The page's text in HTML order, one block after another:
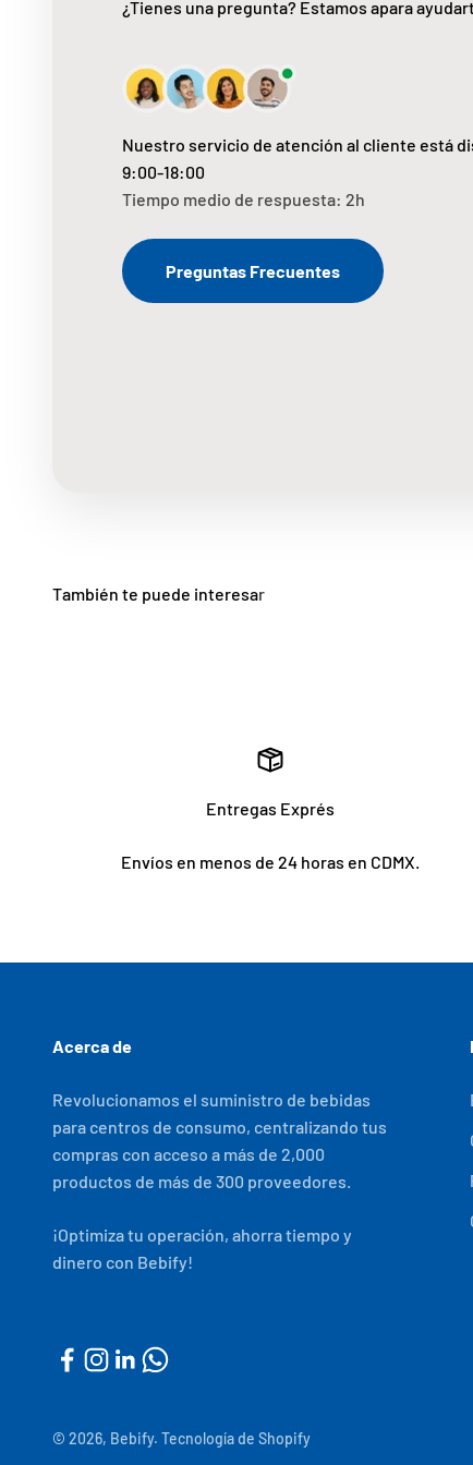
¿Tienes una pregunta? Estamos apara
Nuestro servicio de atención al cliente está
9:00-18:00
Tiempo medio de respuesta: 2h
Preguntas Frecuentes
Entregas Exprés
Envíos en menos de 24 horas en CDMX.
Acerca de
Revolucionamos el suministro de bebidas
para centros de consumo, centralizando tus
compras con acceso a más de 2,000
productos de más de 300 proveedores.
¡Optimiza tu operación, ahorra tiempo y
dinero con Bebify!
© 2026, Bebify. Tecnología de Shopify